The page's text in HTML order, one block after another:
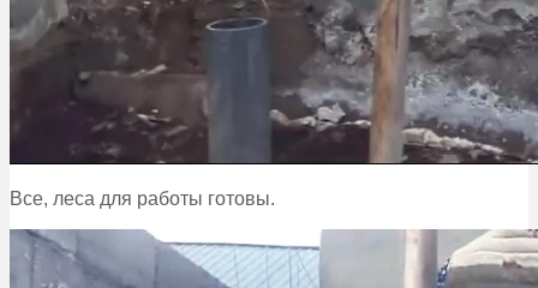
Все, леса для работы готовы.